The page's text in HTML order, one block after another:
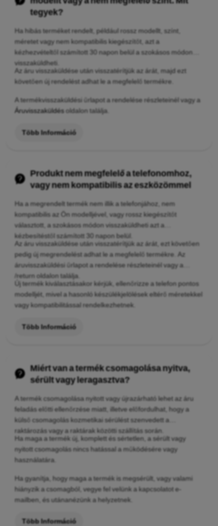
tegyek?
Ha hibás terméket rendelt, például rossz modellt, színt,
méretet vagy nem kompatibilis kiegészítőt, azt a
kézhezvételtől számított 30 napon belül a szokásos módon
visszaküldheti.
Az áru visszaküldése után visszatérítjük az árát, majd ezt
követően új rendelést adhat le a megfelelő termékre.
A termékvisszaküldési űrlapot a rendelése részleteinél vagy a
Áruvisszaküldésoldalon találja.
Több Információ
Produkt nem megfelelő a telefonomhoz,
vagy nem kompatibilis az eszközömmel
Ha a megrendelt termék nem illik a telefonjához, nem
kompatibilis az Ön modelljével, vagy rossz kiegészítőt
választott, a szokásos módon visszaküldheti azt a
kézbesítéstől számított 30 napon belül.
Az áru visszaküldése után visszatérítjük az árát, ezt követően
pedig új megrendelést adhat le a megfelelő termékre. Az
áruvisszaküldési űrlapot a rendelése részleteinél vagy a
/return oldalon találja.
Új termék kiválasztásakor kérjük, ellenőrizze a telefon pontos
modelljét, mivel a hasonló készülékjelölések eltérő méretekkel
vagy kompatibilitással rendelkezhetnek.
Több Információ
Miért van a termék csomagolása nyitva,
sérült vagy leragasztva?
A termék csomagolása nyitott vagy újrazárható lehet az áru
feladás előtti ellenőrzése miatt, illetve előfordulhat, hogy a
külső csomagolás kozmetikai sérülést szenvedett a
raktározás vagy a raktárak közötti szállítás során.
Ha maga a termék új, komplett és sértetlen, a sérült vagy
nyitott csomagolás nincs hatással a működésére vagy
használatára.
Ha gyanítja, hogy maga a termék is megsérült, vagy valami
hiányzik a csomagból, vegye fel velünk a kapcsolatot e-
mailben, és utánanézünk a helyzetnek.
Több Információ